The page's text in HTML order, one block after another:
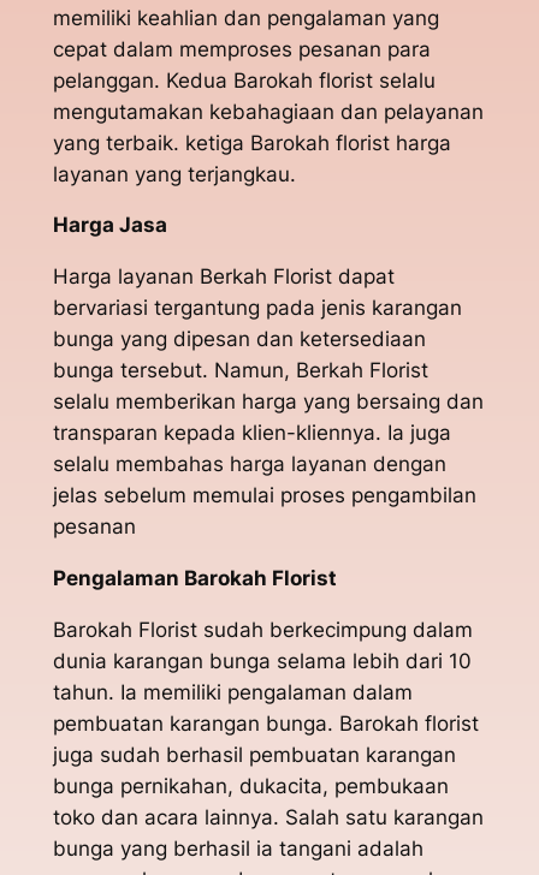
memiliki keahlian dan pengalaman yang
cepat dalam memproses pesanan para
pelanggan. Kedua Barokah florist selalu
mengutamakan kebahagiaan dan pelayanan
yang terbaik. ketiga Barokah florist harga
layanan yang terjangkau.
Harga Jasa
Harga layanan Berkah Florist dapat
bervariasi tergantung pada jenis karangan
bunga yang dipesan dan ketersediaan
bunga tersebut. Namun, Berkah Florist
selalu memberikan harga yang bersaing dan
transparan kepada klien-kliennya. Ia juga
selalu membahas harga layanan dengan
jelas sebelum memulai proses pengambilan
pesanan
Pengalaman Barokah Florist
Barokah Florist sudah berkecimpung dalam
dunia karangan bunga selama lebih dari 10
tahun. Ia memiliki pengalaman dalam
pembuatan karangan bunga. Barokah florist
juga sudah berhasil pembuatan karangan
bunga pernikahan, dukacita, pembukaan
toko dan acara lainnya. Salah satu karangan
bunga yang berhasil ia tangani adalah